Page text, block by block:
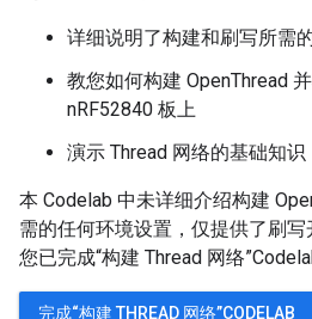
详细说明了构建和刷写所需
教您如何构建 OpenThread
nRF52840 板上
演示 Thread 网络的基础知识
本 Codelab 中未详细介绍构建
需的任何环境设置，仅提供了刷
您已完成“构建 Thread 网络
完成“构建 THREAD 网络”CODELAB